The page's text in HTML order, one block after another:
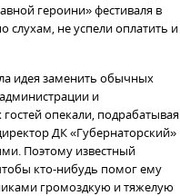
героини» фестиваля в
слухам, не успели оплатить и
идея заменить обычных
и
опекали, подрабатывая
ДК «Губернаторский»
Поэтому известный
кто-нибудь помог ему
громоздкую и тяжелую